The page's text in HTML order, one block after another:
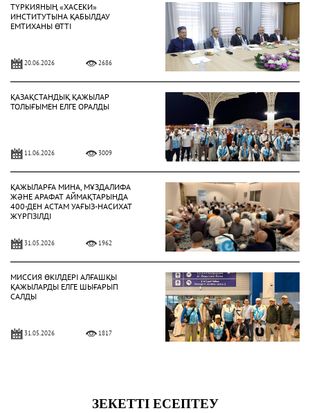
ТҮРКИЯНЫҢ «ХАСЕКИ»
ИНСТИТУТЫНА ҚАБЫЛДАУ
ЕМТИХАНЫ ӨТТІ
20.06.2026 2686
ҚАЗАҚСТАНДЫҚ ҚАЖЫЛАР
ТОЛЫҒЫМЕН ЕЛГЕ ОРАЛДЫ
11.06.2026 3009
ҚАЖЫЛАРҒА МИНА, МҰЗДАЛИФА
ЖӘНЕ АРАФАТ АЙМАҚТАРЫНДА
400-ДЕН АСТАМ УАҒЫЗ-НАСИХАТ
ЖҮРГІЗІЛДІ
31.05.2026 1962
МИССИЯ ӨКІЛДЕРІ АЛҒАШҚЫ
ҚАЖЫЛАРДЫ ЕЛГЕ ШЫҒАРЫП
САЛДЫ
31.05.2026 1817